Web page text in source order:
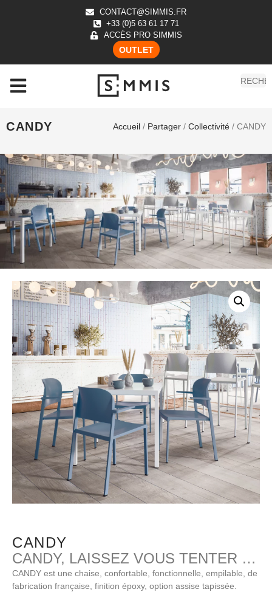
CONTACT@SIMMIS.FR
+33 (0)5 63 61 17 71
ACCÈS PRO SIMMIS
OUTLET
CANDY Accueil / Partager / Collectivité / CANDY
CANDY
CANDY, LAISSEZ VOUS TENTER …
CANDY est une chaise, confortable, fonctionnelle, empilable, de
fabrication française, finition époxy, option assise tapissée.